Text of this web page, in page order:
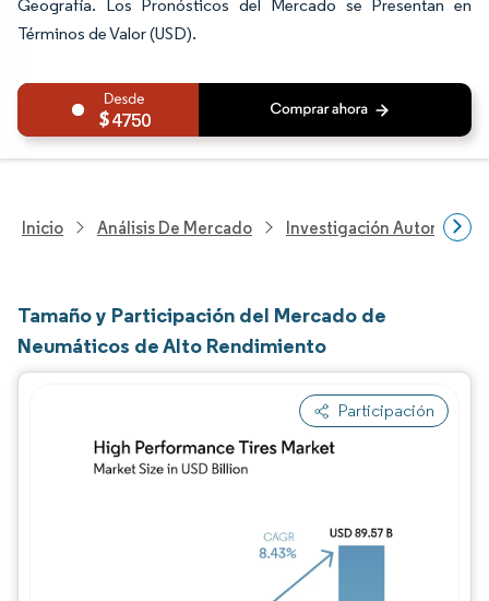
Geografía. Los Pronósticos del Mercado se Presentan en
Términos de Valor (USD).
4750
Inicio Análisis De Mercado Investigación Automotriz
Tamaño y Participación del Mercado de
Neumáticos de Alto Rendimiento
Participación